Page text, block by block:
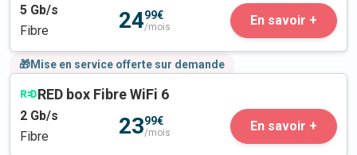
5 Gb/s
Fibre
2499€
/mois En savoir +
🎁Mise en service offerte sur demande
RED box Fibre WiFi 6
2 Gb/s
Fibre
2399€
/mois En savoir +